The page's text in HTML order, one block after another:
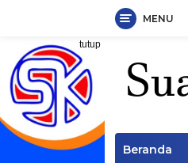
Langsung
konten
MENU
tutup
Beranda